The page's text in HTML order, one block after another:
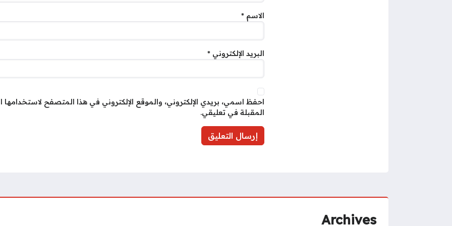
الاسم *
البريد الإلكتروني *
احفظ اسمي، بريدي الإلكتروني، والموقع الإلكتروني في هذا المتصفح لاستخدامها
المقبلة في تعليقي.
Archives